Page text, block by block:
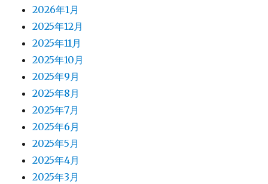
2026年1月
2025年12月
2025年11月
2025年10月
2025年9月
2025年8月
2025年7月
2025年6月
2025年5月
2025年4月
2025年3月